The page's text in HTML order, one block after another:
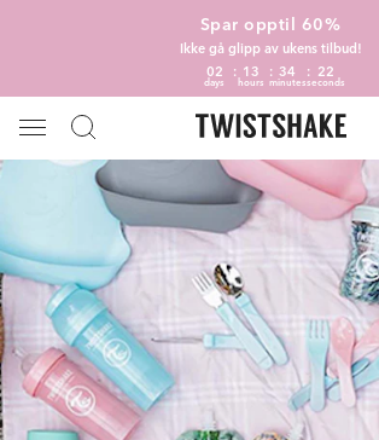
Spar opptil 60%
Ikke gå glipp av ukens tilbud!
02
days
13
hours
34
minutes
21
seconds